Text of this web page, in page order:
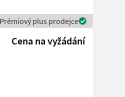
Prémiový plus prodejce
Cena na vyžádání